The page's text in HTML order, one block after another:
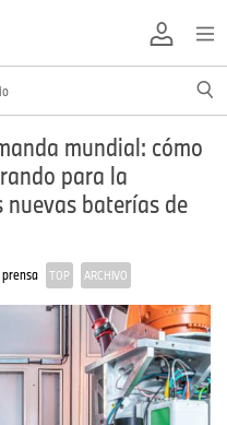
mundial: cómo
para la
nuevas baterías de
prensa TOP ARCHIVO